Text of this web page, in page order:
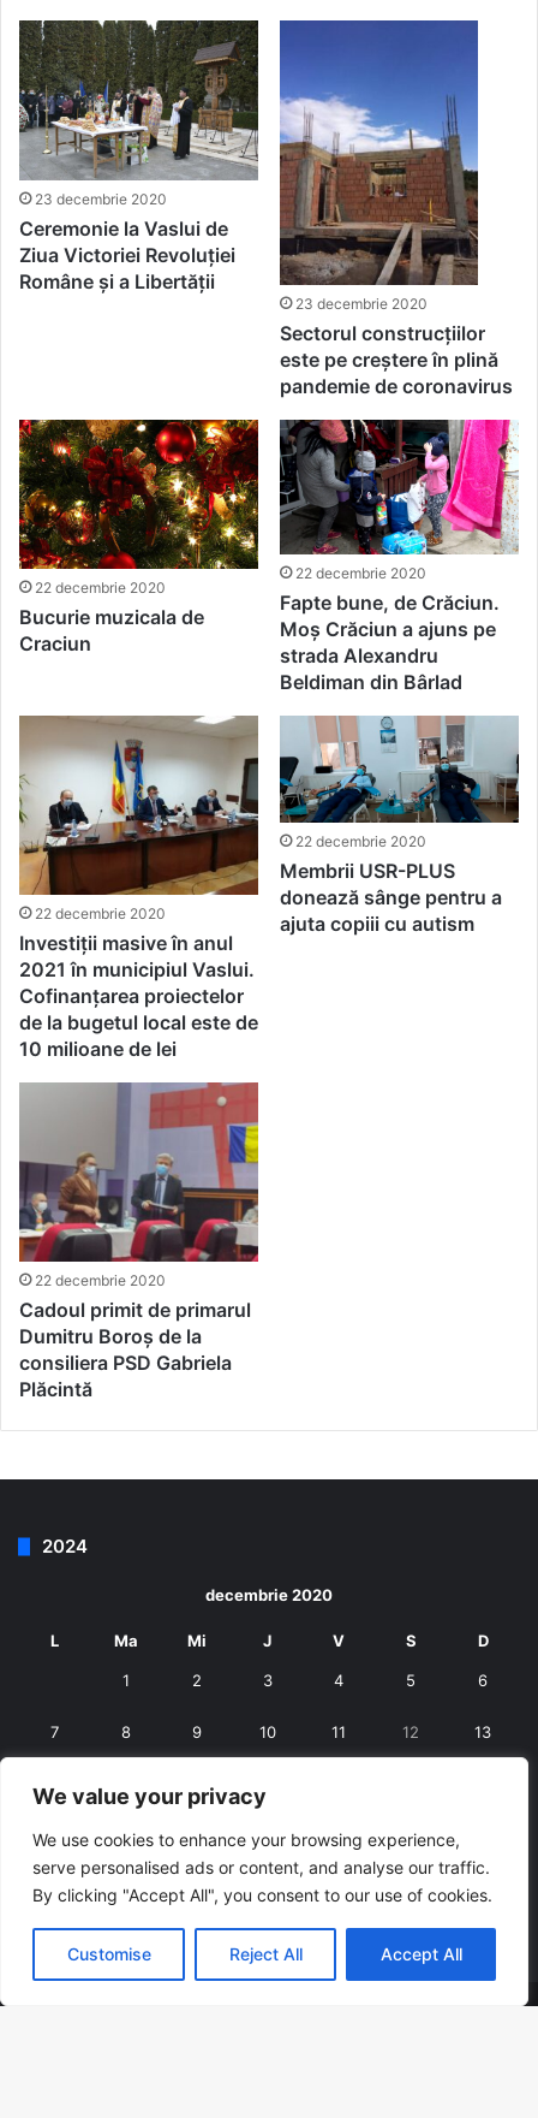
We value your privacy
We use cookies to enhance your browsing experience,
serve personalised ads or content, and analyse our traffic.
By clicking "Accept All", you consent to our use of cookies.
Customise Reject All Accept All
23 decembrie 2020
Ceremonie la Vaslui de
Ziua Victoriei Revoluției
Române și a Libertății
23 decembrie 2020
Sectorul construcțiilor
este pe creștere în plină
pandemie de coronavirus
22 decembrie 2020
Bucurie muzicala de
Craciun
22 decembrie 2020
Fapte bune, de Crăciun.
Moș Crăciun a ajuns pe
strada Alexandru
Beldiman din Bârlad
22 decembrie 2020
Investiții masive în anul
2021 în municipiul Vaslui.
Cofinanțarea proiectelor
de la bugetul local este de
10 milioane de lei
22 decembrie 2020
Membrii USR-PLUS
donează sânge pentru a
ajuta copiii cu autism
22 decembrie 2020
Cadoul primit de primarul
Dumitru Boroș de la
consiliera PSD Gabriela
Plăcintă
2024
decembrie 2020
L Ma Mi J V S D
1 2 3 4 5 6
7 8 9 10 11 12 13
14
21 22 23 24 25 26
28 29 30 31
« nov. ian. »